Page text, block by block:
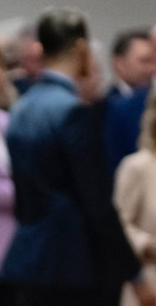
economico.
quattro
coperti